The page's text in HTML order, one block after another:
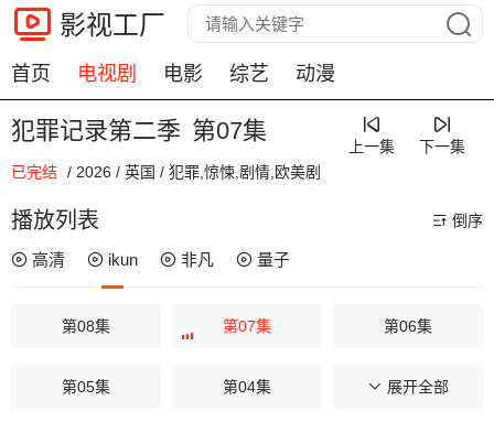
影视工厂
首页 电视剧 电影 综艺 动漫
犯罪记录第二季 第07集
已完结 / 2026 / 英国 / 犯罪,惊悚,剧情,欧美剧
上一集 下一集
播放列表 倒序
高清 ikun 非凡 量子
第08集 第07集 第06集
第05集 第04集 第03集
展开全部